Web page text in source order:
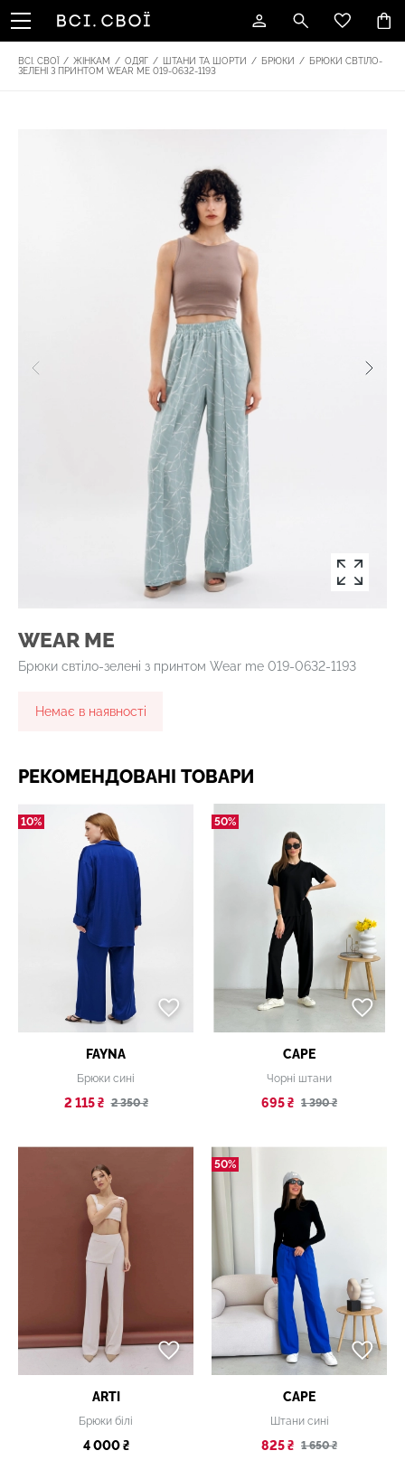
ВСІ. СВОЇ / ЖІНКАМ / ОДЯГ / ШТАНИ ТА ШОРТИ / БРЮКИ / БРЮКИ СВТІЛО-
ЗЕЛЕНІ З ПРИНТОМ WEAR ME 019-0632-1193
WEAR ME
Брюки свтіло-зелені з принтом Wear me 019-0632-1193
Немає в наявності
РЕКОМЕНДОВАНІ ТОВАРИ
10%
FAYNA
Брюки сині
2 115 ₴ 2 350 ₴
50%
CAPE
Чорні штани
695 ₴ 1 390 ₴
ARTI
Брюки білі
4 000 ₴
50%
CAPE
Штани сині
825 ₴ 1 650 ₴